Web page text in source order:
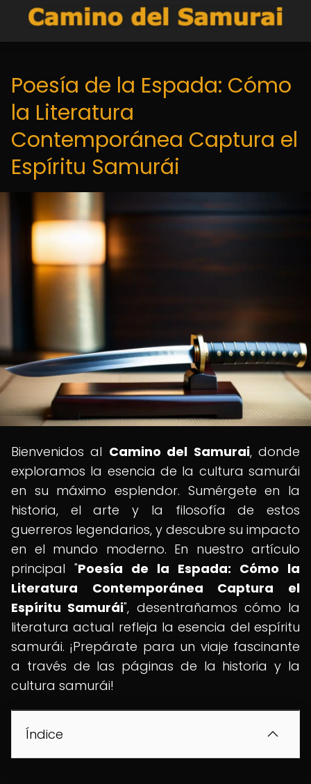
Poesía de la Espada: Cómo
la Literatura
Contemporánea Captura el
Espíritu Samurái
Bienvenidos al Camino del Samurai, donde
exploramos la esencia de la cultura samurái
en su máximo esplendor. Sumérgete en la
historia, el arte y la filosofía de estos
guerreros legendarios, y descubre su impacto
en el mundo moderno. En nuestro artículo
principal "Poesía de la Espada: Cómo la
Literatura Contemporánea Captura el
Espíritu Samurái", desentrañamos cómo la
literatura actual refleja la esencia del espíritu
samurái. ¡Prepárate para un viaje fascinante
a través de las páginas de la historia y la
cultura samurái!
Índice